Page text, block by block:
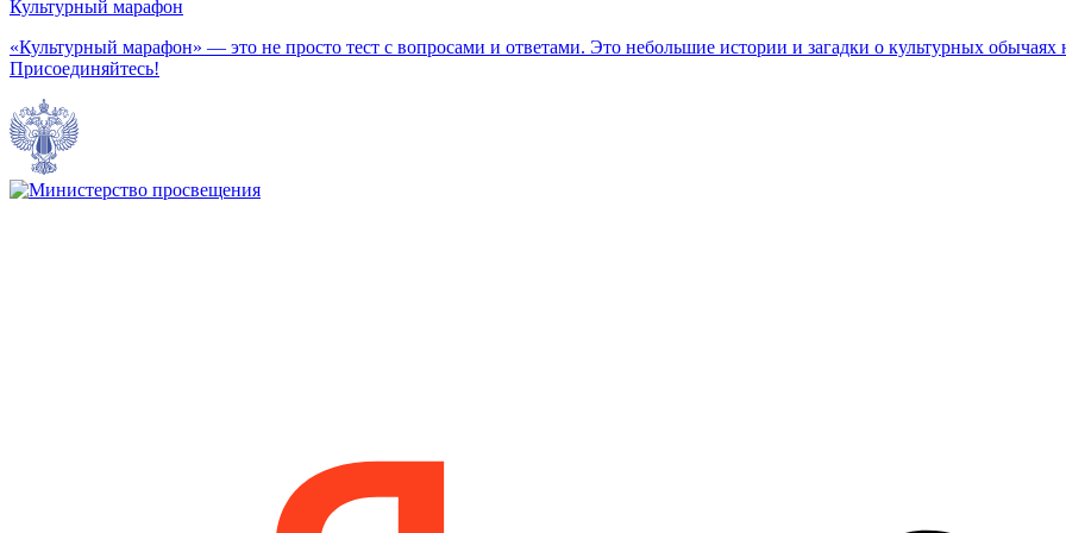
Культурный марафон
«Культурный марафон» — это не просто тест с вопросами и ответами. Это небольшие истории и загадки о культурных
Присоединяйтесь!